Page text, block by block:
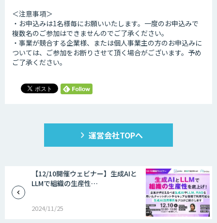
＜注意事項＞
・お申込みは1名様毎にお願いいたします。一度のお申込みで
複数名のご参加はできませんのでご了承ください。
・事業が競合する企業様、または個人事業主の方のお申込みに
ついては、ご参加をお断りさせて頂く場合がございます。予め
ご了承ください。
運営会社TOPへ
【12/10開催ウェビナー】生成AIと
LLMで組織の生産性…
2024/11/25